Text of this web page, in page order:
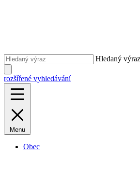
Hledaný výraz
rozšířené vyhledávání
Menu
Obec